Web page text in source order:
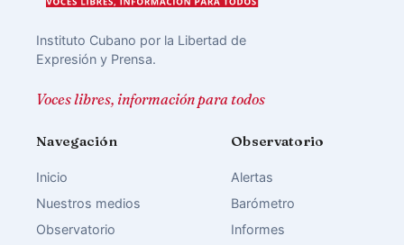
Instituto Cubano por la Libertad de
Expresión y Prensa.
Voces libres, información para todos
Navegación
Inicio
Nuestros medios
Observatorio
Observatorio
Alertas
Barómetro
Informes